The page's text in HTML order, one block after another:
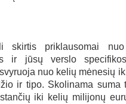
skirtis priklausomai nuo
ir jūsų verslo
nuo kelių mėnesių
ir tipo. Skolinama suma
iki kelių milijonų